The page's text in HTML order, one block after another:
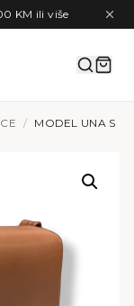
KM ili više
/ MODEL UNA S